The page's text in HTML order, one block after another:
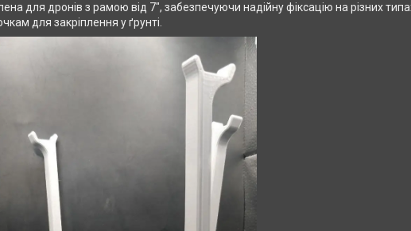
для дронів з рамою від 7", забезпечуючи надійну фіксацію на різних
для закріплення у ґрунті.